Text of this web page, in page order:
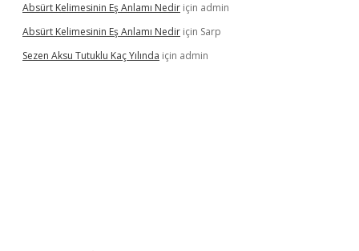
Absürt Kelimesinin Eş Anlamı Nedir için admin
Absürt Kelimesinin Eş Anlamı Nedir için Sarp
Sezen Aksu Tutuklu Kaç Yılında için admin